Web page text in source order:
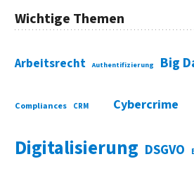
Wichtige Themen
Arbeitsrecht Authentifizierung Big
Compliances CRM Cybercrime
Digitalisierung DSGVO